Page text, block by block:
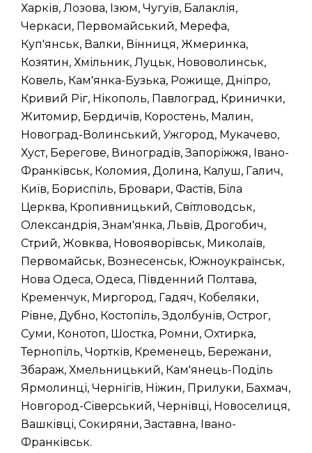
Харків, Лозова, Ізюм, Чугуїв, Балаклія,
Черкаси, Первомайський, Мерефа,
Куп'янськ, Валки, Вінниця, Жмеринка,
Козятин, Хмільник, Луцьк, Нововолинськ,
Ковель, Кам'янка-Бузька, Рожище, Дніпро,
Кривий Ріг, Нікополь, Павлоград, Кринички,
Житомир, Бердичів, Коростень, Малин,
Новоград-Волинський, Ужгород, Мукачево,
Хуст, Берегове, Виноградів, Запоріжжя, Івано-
Франківськ, Коломия, Долина, Калуш, Галич,
Київ, Бориспіль, Бровари, Фастів, Біла
Церква, Кропивницький, Світловодськ,
Олександрія, Знам'янка, Львів, Дрогобич,
Стрий, Жовква, Новояворівськ, Миколаїв,
Первомайськ, Вознесенськ, Южноукраїнськ,
Нова Одеса, Одеса, Південний Полтава,
Кременчук, Миргород, Гадяч, Кобеляки,
Рівне, Дубно, Костопіль, Здолбунів, Острог,
Суми, Конотоп, Шостка, Ромни, Охтирка,
Тернопіль, Чортків, Кременець, Бережани,
Збараж, Хмельницький, Кам'янець-Поділь
Ярмолинці, Чернігів, Ніжин, Прилуки, Бахмач,
Новгород-Сіверський, Чернівці, Новоселиця,
Вашківці, Сокиряни, Заставна, Івано-
Франківськ.